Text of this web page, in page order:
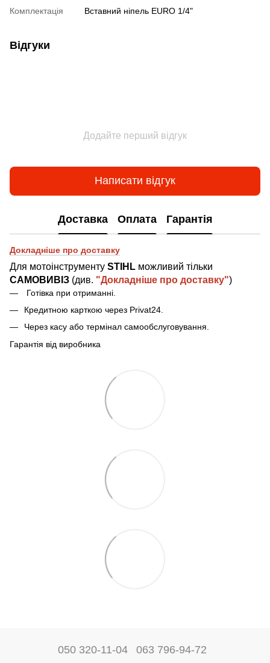
Комплектація
Вставний ніпель EURO 1/4"
Відгуки
Додайте перший відгук
Написати відгук
Доставка Оплата Гарантія
Докладніше про доставку
Для мотоінструменту STIHL можливий тільки
САМОВИВІЗ (див. "Докладніше про доставку")
Готівка при отриманні
Кредитною карткою через Privat24.
Через касу або термінал самообслуговування.
Гарантія від виробника
050 320-11-04 063 796-94-72